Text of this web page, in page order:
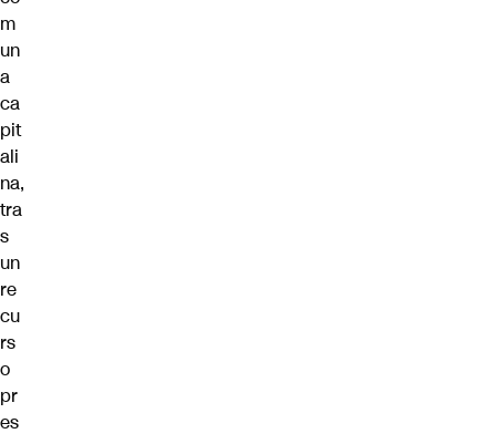
m
un
a
ca
pit
ali
na,
tra
s
un
re
cu
rs
o
pr
es